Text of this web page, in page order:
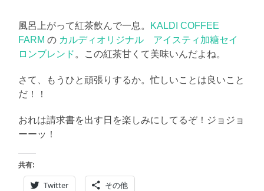
風呂上がって紅茶飲んで一息。 KALDI COFFEE
FARM の カルディオリジナル アイスティ加糖セイ
ロンブレンド 。この紅茶甘くて美味いんだよね。
さて、もうひと頑張りするか。忙しいことは良いこと
だ！！
おれは請求書を出す日を楽しみにしてるぞ！ジョジョ
ーーッ！
共有:
Twitter その他